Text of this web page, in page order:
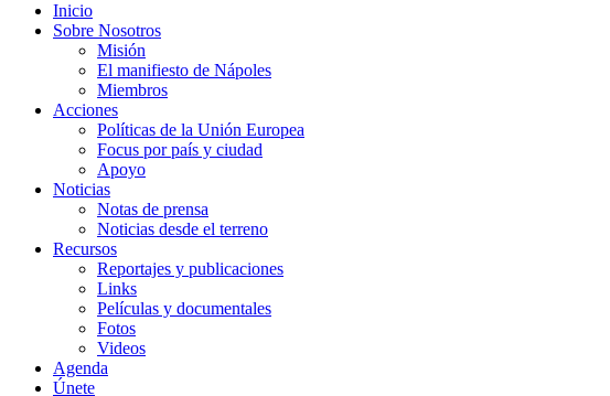
Inicio
Sobre Nosotros
Misión
El manifiesto de Nápoles
Miembros
Acciones
Políticas de la Unión Europea
Focus por país y ciudad
Apoyo
Noticias
Notas de prensa
Noticias desde el terreno
Recursos
Reportajes y publicaciones
Links
Películas y documentales
Fotos
Videos
Agenda
Únete